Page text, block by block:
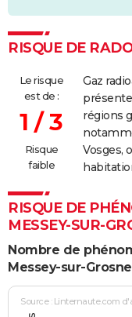
RISQUE DE
Le risque
est de :
1 / 3
Risque
faible
Gaz
régions
Vosges,
RISQUE DE
MESSEY-SUR-
Nombre de
Messey-sur-Grosne
Source : Linternaute.com